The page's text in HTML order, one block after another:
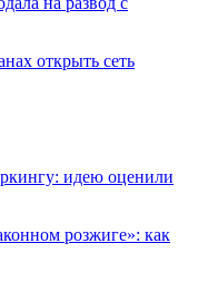
открыть сеть
идею оценили
розжиге»: как